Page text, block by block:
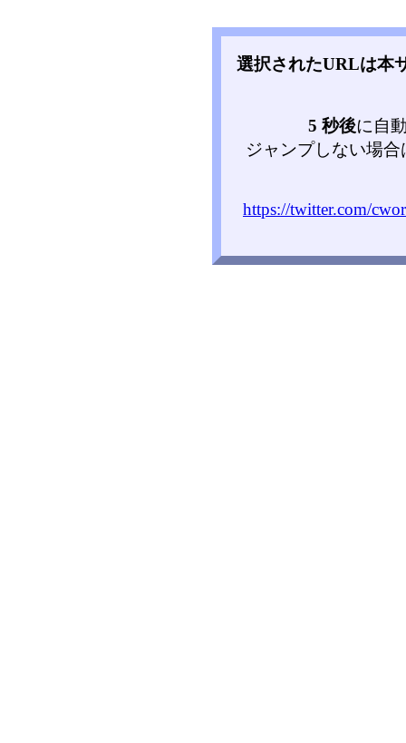
選択されたURLは本
5 秒後に自
ジャンプしない場
https://twitter.com/